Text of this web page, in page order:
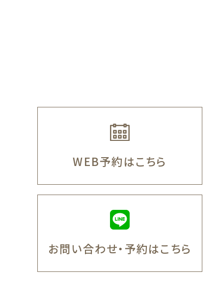
WEB予約はこちら
お問い合わせ・予約はこちら